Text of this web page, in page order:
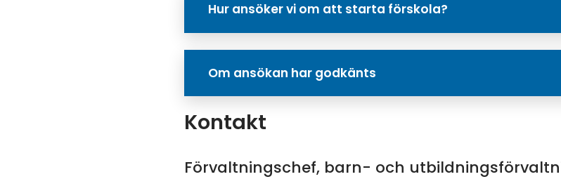
Hur ansöker vi om att starta förskola?
Om ansökan har godkänts
Kontakt
Förvaltningschef, barn- och